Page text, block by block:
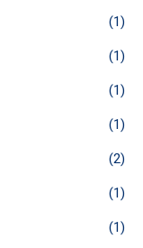
(1)
(1)
(1)
(1)
(2)
(1)
(1)